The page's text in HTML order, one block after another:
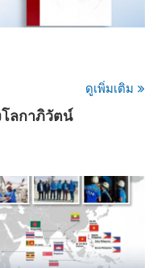
ดูเพิ่มเติม
ลกาภิวัตน์